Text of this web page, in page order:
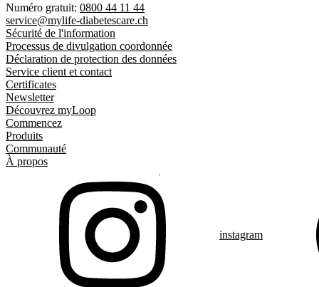
Numéro gratuit: 0800 44 11 44
service@mylife-diabetescare.ch
Sécurité de l'information
Processus de divulgation coordonnée
Déclaration de protection des données
Service client et contact
Certificates
Newsletter
Découvrez myLoop
Commencez
Produits
Communauté
À propos
instagram